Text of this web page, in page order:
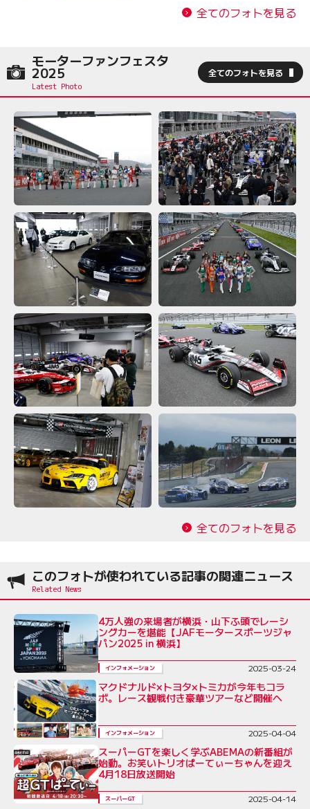
全てのフォトを見る
モーターファンフェスタ
2025 全てのフォトを見る
全てのフォトを見る
このフォトが使われている記事の関連ニュース
4万人強の来場者が横浜・山下ふ頭でレーシ
ングカーを堪能【JAFモータースポーツジャ
パン2025 in 横浜】
インフォメーション 2025-03-24
マクドナルド×トヨタ×トミカが今年もコラ
ボ。レース観戦付き豪華ツアーなど開催へ
インフォメーション 2025-04-04
スーパーGTを楽しく学ぶABEMAの新番組が
始動。お笑いトリオぱーてぃーちゃんを迎え
4月18日放送開始
スーパーGT 2025-04-14